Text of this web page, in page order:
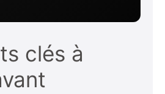
clés à